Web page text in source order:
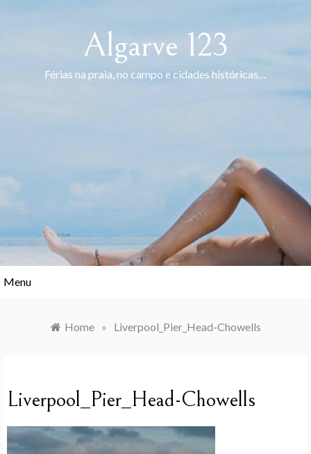
Algarve 123
Férias na praia, no campo e cidades históricas…
Menu
Home » Liverpool_Pier_Head-Chowells
Liverpool_Pier_Head-Chowells